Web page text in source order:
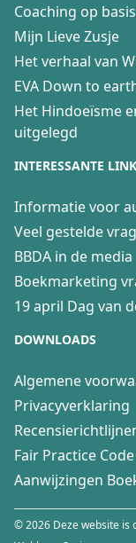
Coaching op
Mijn Lieve Zusje
Het verhaal van
EVA Down to
Het Hindoeïsme
uitgelegd
INTERESSANTE
Informatie voor
Veel gestelde
BBDA in de media
Boekmarketing
19 april Dag van
DOWNLOADS
Algemene
Privacyverklaring
Fair Practice
Aanwijzingen
© 2026 Deze website is